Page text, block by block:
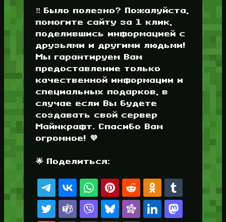
‼️ Было полезно? Пожалуйста,
помогите сайту за 1 клик,
поделившись информацией с
друзьями и другими людьми!
Мы гарантируем Вам
предоставление только
качественной информации и
специальных подарков, в
случае если Вы будете
создавать свой сервер
Майнкрафт. Спасибо Вам
огромное! 💜
🌟 Поделиться: